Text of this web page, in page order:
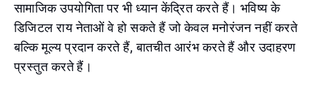
सामाजिक उपयोगिता पर भी ध्यान केंद्रित करते हैं। भविष्य के
डिजिटल राय नेताओं वे हो सकते हैं जो केवल मनोरंजन नहीं करते
बल्कि मूल्य प्रदान करते हैं, बातचीत आरंभ करते हैं और उदाहरण
प्रस्तुत करते हैं।